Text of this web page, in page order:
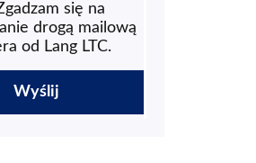
się na
drogą mailową
od Lang LTC.